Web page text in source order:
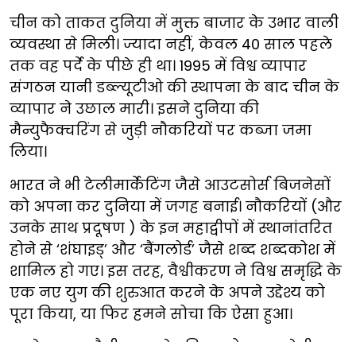
चीन को ताकत दुनिया में मुक्त बाजार के उभार वाली
व्यवस्था से मिली। ज्यादा नहीं, केवल 40 साल पहले
तक वह पर्दे के पीछे ही था। 1995 में विश्व व्यापार
संगठन यानी डब्ल्यूटीओ की स्थापना के बाद चीन के
व्यापार ने उछाल मारी। इसने दुनिया की
मैन्युफैक्चरिंग से जुड़ी नौकरियों पर कब्जा जमा
लिया।
भारत ने भी टेलीमार्केटिंग जैसे आउटसोर्स बिजनेसों
को अपना कर दुनिया में जगह बनाई। नौकरियों (और
उनके साथ प्रदूषण ) के इन महाद्वीपों में स्थानांतरित
होने से ‘शंघाइड्’ और ‘बैंगलोर्ड’ जैसे शब्द शब्दकोश में
शामिल हो गए। इस तरह, वैश्वीकरण ने विश्व समृद्धि के
एक नए युग की शुरुआत करने के अपने उद्देश्य को
पूरा किया, या फिर हमने सोचा कि ऐसा हुआ।